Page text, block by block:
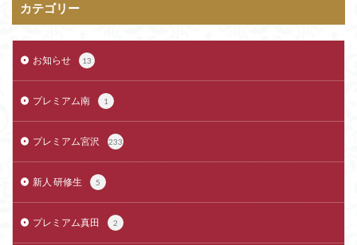
カテゴリー
お知らせ 13
プレミアム南 1
プレミアム宮沢 233
新人 研修生 5
プレミアム真田 2